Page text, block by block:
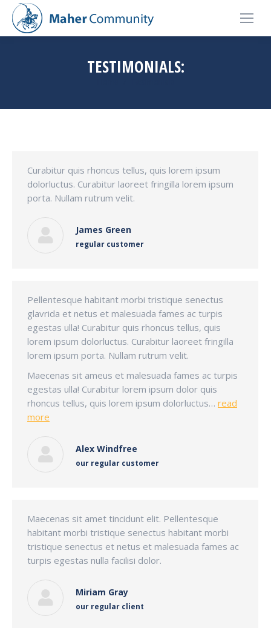
TESTIMONIALS:
Curabitur quis rhoncus tellus, quis lorem ipsum
dolorluctus. Curabitur laoreet fringilla lorem ipsum
porta. Nullam rutrum velit.
James Green
regular customer
Pellentesque habitant morbi tristique senectus
glavrida et netus et malesuada fames ac turpis
egestas ulla! Curabitur quis rhoncus tellus, quis
lorem ipsum dolorluctus. Curabitur laoreet fringilla
lorem ipsum porta. Nullam rutrum velit.
Maecenas sit ameus et malesuada fames ac turpis
egestas ulla! Curabitur lorem ipsum dolor quis
rhoncus tellus, quis lorem ipsum dolorluctus… read
more
Alex Windfree
our regular customer
Maecenas sit amet tincidunt elit. Pellentesque
habitant morbi tristique senectus habitant morbi
tristique senectus et netus et malesuada fames ac
turpis egestas nulla facilisi dolor.
Miriam Gray
our regular client